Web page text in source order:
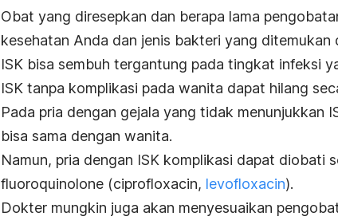
Obat yang diresepkan dan berapa lama
kesehatan Anda dan jenis bakteri yang ditemukan
ISK bisa sembuh tergantung pada tingkat infeksi
ISK tanpa komplikasi pada wanita dapat hilang
Pada pria dengan gejala yang tidak menunjukkan
bisa sama dengan wanita.
Namun, pria dengan ISK komplikasi dapat diobati
fluoroquinolone (ciprofloxacin, levofloxacin).
Dokter mungkin juga akan menyesuaikan